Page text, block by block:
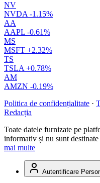
NV
NVDA -1.15%
AA
AAPL -0.61%
MS
MSFT +2.32%
TS
TSLA +0.78%
AM
AMZN -0.19%
Politica de confidențialitate ·
Redacția
Toate datele furnizate pe
informativ și nu sunt
mai multe
Autentificare